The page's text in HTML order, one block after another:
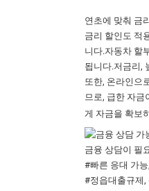
연초에 맞춰 금
금리 할인도 적
니다.자동차 할
됩니다.저금리,
또한, 온라인으
므로, 급한 자금
게 자금을 확보
금융 상담이 필
#빠른 응대 가
#정읍대출규제